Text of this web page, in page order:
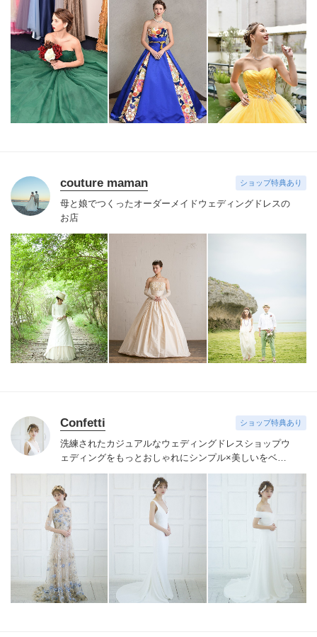
couture maman ショップ特典あり
母と娘でつくったオーダーメイドウェディングドレスの
お店
Confetti ショップ特典あり
洗練されたカジュアルなウェディングドレスショップウ
ェディングをもっとおしゃれにシンプル×美しいをベー
スにデザインしています。大好きなドレスをよりお手頃
に。
心だけでなくお財布も喜ぶ工夫にも努めています。
特別なひと時を、自分らしく、ドキドキ心を躍らせて過
ごしてほしい。
その為に少しでもお手伝いをさせてくだ
さい。 Confetti Producers Yuko & Pearl